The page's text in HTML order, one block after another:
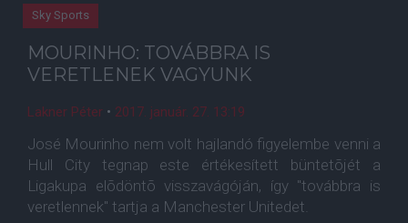
Sky Sports
MOURINHO: TOVÁBBRA IS
VERETLENEK VAGYUNK
Lakner Péter • 2017. január. 27. 13:19
José Mourinho nem volt hajlandó figyelembe venni a
Hull City tegnap este értékesített büntetõjét a
Ligakupa elõdöntõ visszavágóján, így "továbbra is
veretlennek" tartja a Manchester Unitedet.